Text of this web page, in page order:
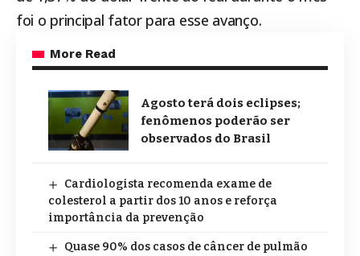
foi o principal fator para esse avanço.
More Read
Agosto terá dois eclipses;
fenômenos poderão ser
observados do Brasil
Cardiologista recomenda exame de
colesterol a partir dos 10 anos e reforça
importância da prevenção
Quase 90% dos casos de câncer de pulmão